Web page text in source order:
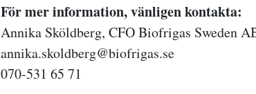
För mer information, vänligen kontakta:
Annika Sköldberg, CFO Biofrigas Sweden
annika.skoldberg@biofrigas.se
070-531 65 71